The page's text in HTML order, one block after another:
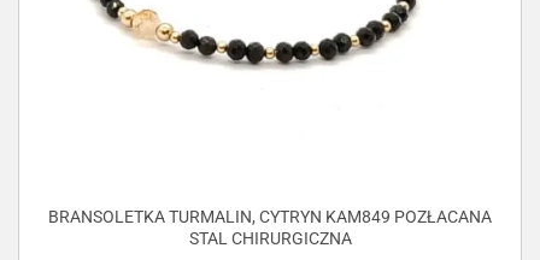
BRANSOLETKA TURMALIN, CYTRYN KAM849 POZŁACANA
STAL CHIRURGICZNA